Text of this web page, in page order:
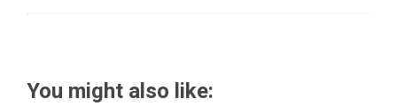
You might also like: